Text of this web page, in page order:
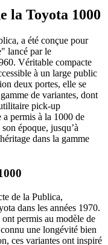
la Toyota 1000
a été conçue pour
lancé par le
Véritable compacte
à un large public
deux portes, elle se
de variantes, dont
pick-up
permis à la 1000 de
époque, jusqu’à
dans la gamme
de la Publica,
dans les années 1970.
permis au modèle de
une longévité bien
ces variantes ont inspiré